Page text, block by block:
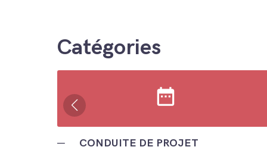
Catégories
date_range
─ CONDUITE DE PROJET